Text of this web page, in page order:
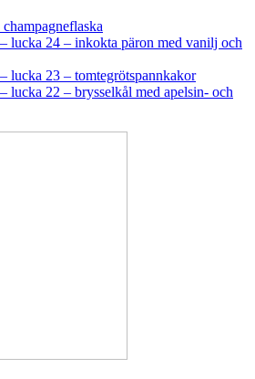
lucka 24 – inkokta päron med vanilj och
lucka 23 – tomtegrötspannkakor
lucka 22 – brysselkål med apelsin- och